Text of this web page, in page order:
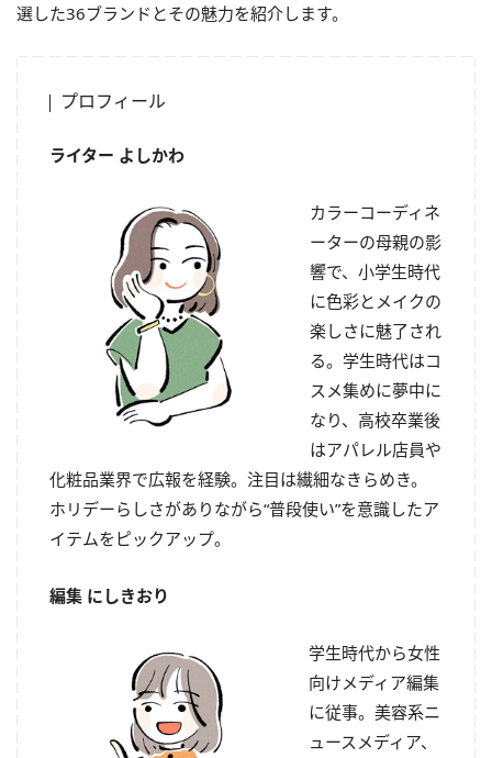
選した36ブランドとその魅力を紹介します。
プロフィール
ライター よしかわ
カラーコーディネ
ーターの母親の影
響で、小学生時代
に色彩とメイクの
楽しさに魅了され
る。学生時代はコ
スメ集めに夢中に
なり、高校卒業後
はアパレル店員や
化粧品業界で広報を経験。注目は繊細なきらめき。
ホリデーらしさがありながら“普段使い”を意識したア
イテムをピックアップ。
編集 にしきおり
学生時代から女性
向けメディア編集
に従事。美容系ニ
ュースメディア、